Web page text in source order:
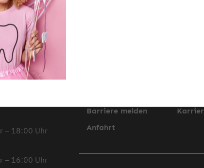
– 18:00 Uhr
– 16:00 Uhr
Barriere melden
Anfahrt